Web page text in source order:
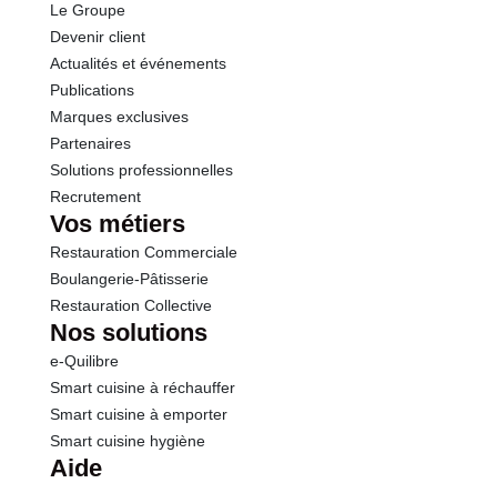
Fibres
Protéines
Sel
Le Groupe
Devenir client
Actualités et événements
Publications
Marques exclusives
Partenaires
Solutions professionnelles
Recrutement
Vos métiers
Restauration Commerciale
Boulangerie-Pâtisserie
Restauration Collective
Nos solutions
e-Quilibre
Smart cuisine à réchauffer
Smart cuisine à emporter
Smart cuisine hygiène
Aide